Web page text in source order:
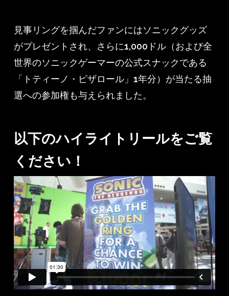
見事リングを掴んだファンにはソニックグッズ
がプレゼントされ、さらに1,000ドル（および全
世界のソニックゲーマーの公式スナックである
「トティーノ・ピザロール」1年分）が当たる抽
選への参加権も与えられました。
以下のハイライトリールをご覧
ください！